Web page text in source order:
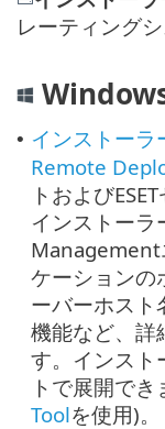
レーティング
• インストーラ
Remote
トおよび
インストーラ
Management
ケーションの
ーバーホスト
機能など、詳
す。インスト
トで展開でき
Toolを使用)。